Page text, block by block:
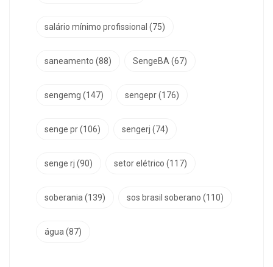
salário mínimo profissional (75)
saneamento (88) SengeBA (67)
sengemg (147) sengepr(176)
senge pr(106) sengerj (74)
senge rj (90) setor elétrico (117)
soberania (139) sos brasil soberano (110)
água (87)